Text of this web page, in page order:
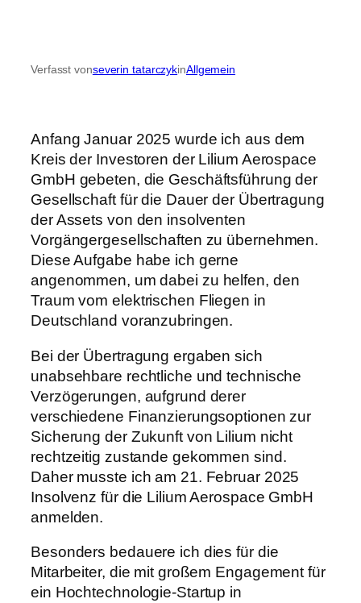
Verfasst vonseverin tatarczykinAllgemein
Anfang Januar 2025 wurde ich aus dem
Kreis der Investoren der Lilium Aerospace
GmbH gebeten, die Geschäftsführung der
Gesellschaft für die Dauer der Übertragung
der Assets von den insolventen
Vorgängergesellschaften zu übernehmen.
Diese Aufgabe habe ich gerne
angenommen, um dabei zu helfen, den
Traum vom elektrischen Fliegen in
Deutschland voranzubringen.
Bei der Übertragung ergaben sich
unabsehbare rechtliche und technische
Verzögerungen, aufgrund derer
verschiedene Finanzierungsoptionen zur
Sicherung der Zukunft von Lilium nicht
rechtzeitig zustande gekommen sind.
Daher musste ich am 21. Februar 2025
Insolvenz für die Lilium Aerospace GmbH
anmelden.
Besonders bedauere ich dies für die
Mitarbeiter, die mit großem Engagement für
ein Hochtechnologie-Startup in